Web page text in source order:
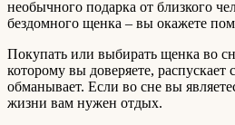
необычного подарка от близкого
бездомного щенка – вы окажете
Покупать или выбирать щенка во
которому вы доверяете, распускает
обманывает. Если во сне вы
жизни вам нужен отдых.